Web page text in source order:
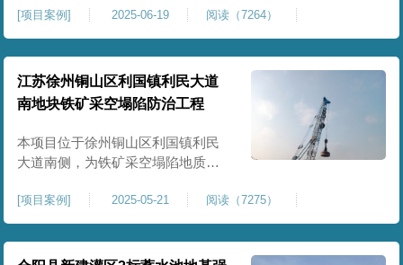
积约 20000 平方米，采用满场强夯
加固方式改善场地工程地质条件，
有效提高地基承载力、控制不均匀
沉降，满足变电站各类构支架、电
气设备及配套设施建设标准。本项
目是嵩县重要电力基础设施，投运
后优化区域电网布局，增强当
[项目案例] 2025-06-19 阅读（7264）
江苏徐州铜山区利国镇利民大道
南地块铁矿采空塌陷防治工程
本项目位于徐州铜山区利国镇利民
大道南侧，为铁矿采空塌陷地质灾
35000㎡。针对区域铁矿开采遗留的
地层松散、裂隙发育、塌陷沉降等
隐患，采用强夯工艺加固场地地
基，消除采空地质风险，提升场地
[项目案例] 2025-05-21 阅读（7275）